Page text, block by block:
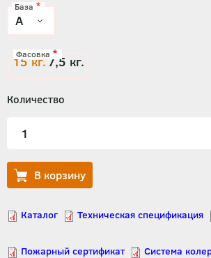
База
Фасовка
15 кг.7,5 кг.
Количество